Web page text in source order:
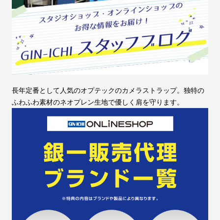
長年定番として人気のオプテックのカメラストラップ。独特の
ふわふわ素材のネオプレン生地で優しく肩を守ります。